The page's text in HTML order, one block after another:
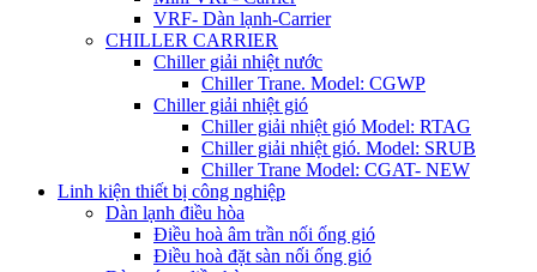
VRF- Dàn lạnh-Carrier
CHILLER CARRIER
Chiller giải nhiệt nước
Chiller Trane. Model: CGWP
Chiller giải nhiệt gió
Chiller giải nhiệt gió Model: RTAG
Chiller giải nhiệt gió. Model: SRUB
Chiller Trane Model: CGAT- NEW
Linh kiện thiết bị công nghiệp
Dàn lạnh điều hòa
Điều hoà âm trần nối ống gió
Điều hoà đặt sàn nối ống gió